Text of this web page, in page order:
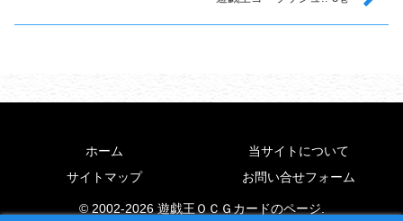
ホーム
当サイトについて
サイトマップ
お問い合せフォーム
© 2002-2026 遊戯王ＯＣＧカードのページ.